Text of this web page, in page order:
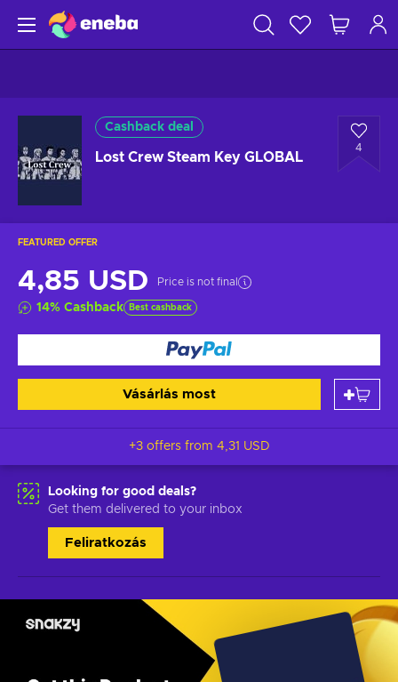
Cashback deal
Lost Crew Steam Key GLOBAL
4
FEATURED OFFER
4,85 USD Price is not final
14% Cashback Best cashback
Vásárlás most
+3 offers from 4,31 USD
Looking for good deals?
Get them delivered to your inbox
Feliratkozás